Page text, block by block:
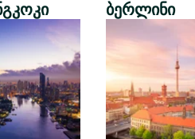
ბერლინი